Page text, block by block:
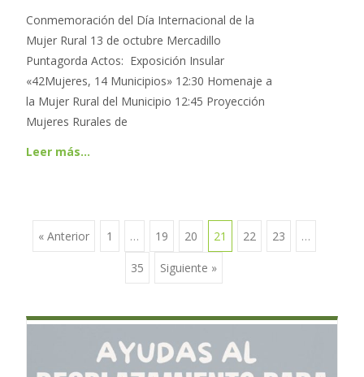
Conmemoración del Día Internacional de la
Mujer Rural 13 de octubre Mercadillo
Puntagorda Actos: Exposición Insular
«42Mujeres, 14 Municipios» 12:30 Homenaje a
la Mujer Rural del Municipio 12:45 Proyección
Mujeres Rurales de
Leer más…
Ir a las entradas
« Anterior 1 … 19 20 21 22 23 …
35 Siguiente »